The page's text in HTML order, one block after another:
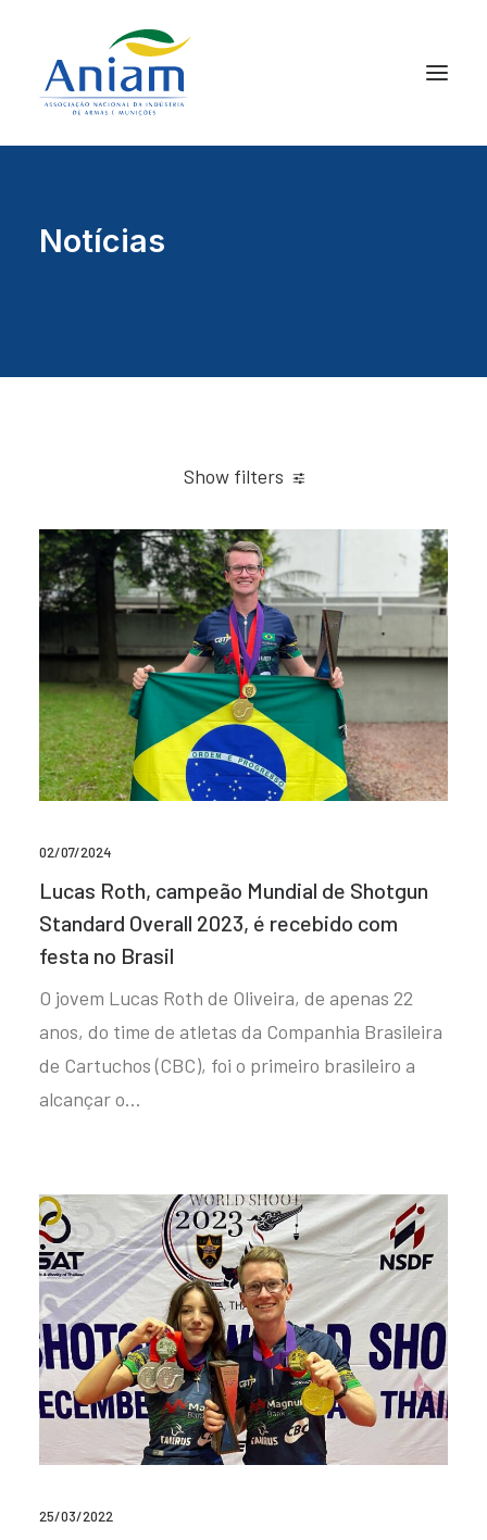
Notícias
Show filters
02/07/2024
Lucas Roth, campeão Mundial de Shotgun
Standard Overall 2023, é recebido com
festa no Brasil
O jovem Lucas Roth de Oliveira, de apenas 22
anos, do time de atletas da Companhia Brasileira
de Cartuchos (CBC), foi o primeiro brasileiro a
alcançar o…
25/03/2022